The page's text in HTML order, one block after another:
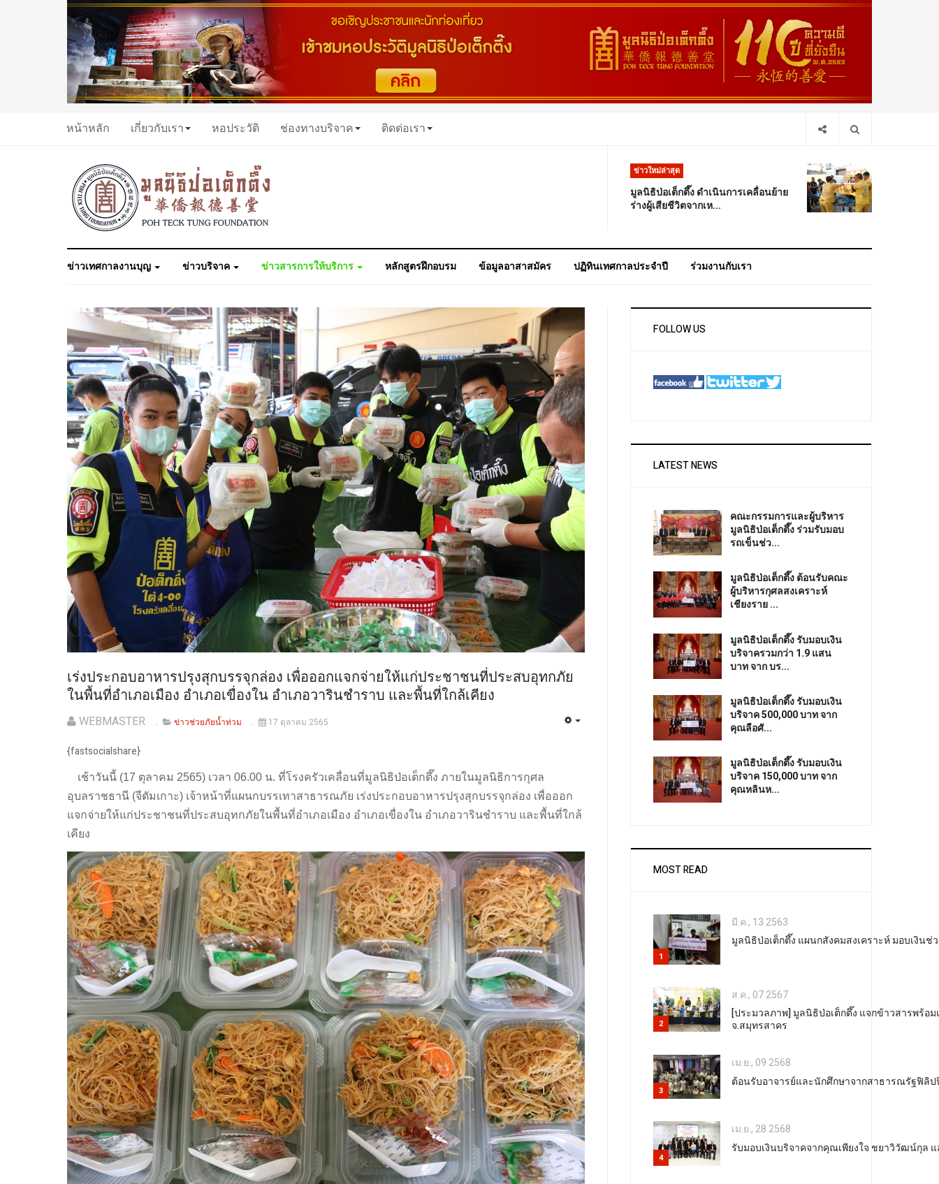
หน้าหลัก เกี่ยวกับเรา หอประวัติ ช่องทางบริจาค ติดต่อเรา
ข่าวใหม่ล่าสุด
มูลนิธิป่อเต็กตึ๊ง ดำเนินการเคลื่อนย้าย
ร่างผู้เสียชีวิตจากเห...
ข่าวเทศกาลงานบุญ ข่าวบริจาค ข่าวสารการให้บริการ หลักสูตรฝึกอบรม ข้อมูลอาสาสมัคร ปฏิทินเทศกาลประจำปี ร่วมงานกับเรา
เร่งประกอบอาหารปรุงสุกบรรจุกล่อง เพื่อออกแจกจ่ายให้แก่ประชาชนที่ประสบอุทกภัย
ในพื้นที่อำเภอเมือง อำเภอเขื่องใน อำเภอวารินชำราบ และพื้นที่ใกล้เคียง
WEBMASTER ข่าวช่วยภัยน้ำท่วม 17 ตุลาคม 2565
{fastsocialshare}
เช้าวันนี้ (17 ตุลาคม 2565) เวลา 06.00 น. ที่โรงครัวเคลื่อนที่มูลนิธิป่อเต็กตึ๊ง ภายในมูลนิธิการกุศล
อุบลราชธานี (จีตัมเกาะ) เจ้าหน้าที่แผนกบรรเทาสาธารณภัย เร่งประกอบอาหารปรุงสุกบรรจุกล่อง เพื่อออก
แจกจ่ายให้แก่ประชาชนที่ประสบอุทกภัยในพื้นที่อำเภอเมือง อำเภอเขื่องใน อำเภอวารินชำราบ และพื้นที่ใกล้
เคียง
FOLLOW US
LATEST NEWS
คณะกรรมการและผู้บริหาร
มูลนิธิป่อเต็กตึ๊ง ร่วมรับมอบ
รถเข็นช่ว...
มูลนิธิป่อเต็กตึ๊ง ต้อนรับคณะ
ผู้บริหารกุศลสงเคราะห์
เชียงราย ...
มูลนิธิป่อเต็กตึ๊ง รับมอบเงิน
บริจาครวมกว่า 1.9 แสน
บาท จาก บร...
มูลนิธิป่อเต็กตึ๊ง รับมอบเงิน
บริจาค 500,000 บาท จาก
คุณลือศั...
มูลนิธิป่อเต็กตึ๊ง รับมอบเงิน
บริจาค 150,000 บาท จาก
คุณหลินห...
MOST READ
1
มี.ค., 13 2563
มูลนิธิป่อเต็กตึ๊ง แผนกสังคมสงเคราะห์ มอบเงิน
2
ส.ค., 07 2567
[ประมวลภาพ] มูลนิธิป่อเต็กตึ๊ง แจกข้าวสารพร้อ
จ.สมุทรสาคร
3
เม.ย., 09 2568
ต้อนรับอาจารย์และนักศึกษาจากสาธารณรัฐฟิลิป
4
เม.ย., 28 2568
รับมอบเงินบริจาคจากคุณเพียงใจ ชยาวิวัฒน์กุล